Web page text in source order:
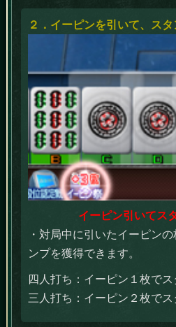
２．イーピンを引いて、スタ
イーピン引いてス
・対局中に引いたイーピン
ンプを獲得できます。
四人打ち：イーピン１枚で
三人打ち：イーピン２枚でス